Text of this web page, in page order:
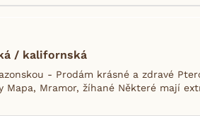
/ kalifornská
- Prodám krásné a zdravé
Mapa, Mramor, žíhané Některé mají